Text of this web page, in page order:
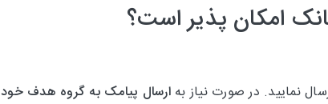
امکان پذیر است؟
نمایید. در صورت نیاز بهارسال پیامک به گروه هدف خود